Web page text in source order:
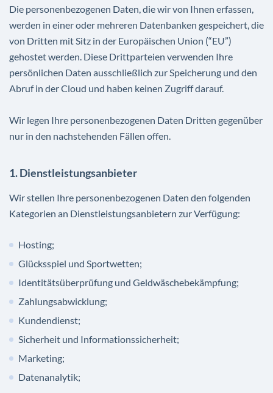
Die personenbezogenen Daten, die wir von Ihnen erfassen,
werden in einer oder mehreren Datenbanken gespeichert, die
von Dritten mit Sitz in der Europäischen Union (“EU”)
gehostet werden. Diese Drittparteien verwenden Ihre
persönlichen Daten ausschließlich zur Speicherung und den
Abruf in der Cloud und haben keinen Zugriff darauf.
Wir legen Ihre personenbezogenen Daten Dritten gegenüber
nur in den nachstehenden Fällen offen.
1. Dienstleistungsanbieter
Wir stellen Ihre personenbezogenen Daten den folgenden
Kategorien an Dienstleistungsanbietern zur Verfügung:
Hosting;
Glücksspiel und Sportwetten;
Identitätsüberprüfung und Geldwäschebekämpfung;
Zahlungsabwicklung;
Kundendienst;
Sicherheit und Informationssicherheit;
Marketing;
Datenanalytik;